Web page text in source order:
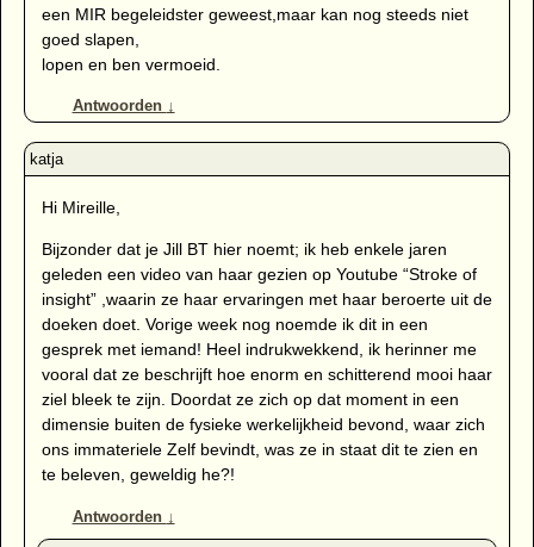
een MIR begeleidster geweest,maar kan nog steeds niet
goed slapen,
lopen en ben vermoeid.
Antwoorden ↓
Hi Mireille,
Bijzonder dat je Jill BT hier noemt; ik heb enkele jaren
geleden een video van haar gezien op Youtube “Stroke of
insight” ,waarin ze haar ervaringen met haar beroerte uit de
doeken doet. Vorige week nog noemde ik dit in een
gesprek met iemand! Heel indrukwekkend, ik herinner me
vooral dat ze beschrijft hoe enorm en schitterend mooi haar
ziel bleek te zijn. Doordat ze zich op dat moment in een
dimensie buiten de fysieke werkelijkheid bevond, waar zich
ons immateriele Zelf bevindt, was ze in staat dit te zien en
te beleven, geweldig he?!
Antwoorden ↓